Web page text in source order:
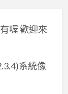
喔 歡迎來
系統像